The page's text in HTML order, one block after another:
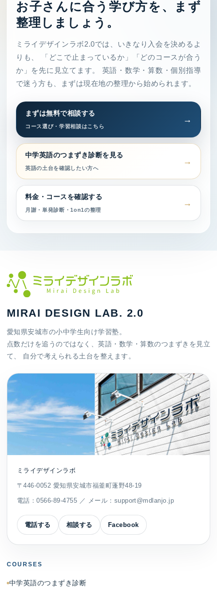
お子さんに合う学び方を、まず
整理しましょう。
ミライデザインラボ2.0では、いきなり入会を決めるよ
りも、 「どこで止まっているか」「どのコースが合う
か」を先に見立てます。 英語・数学・算数・個別指導
で迷う方も、まずは現在地の整理から始められます。
まずは無料で相談する
コース選び・学習相談はこちら
中学英語のつまずき診断を見る
英語の土台を確認したい方へ
料金・コースを確認する
月謝・単発診断・1on1の整理
MIRAI DESIGN LAB. 2.0
愛知県安城市の小中学生向け学習塾。
点数だけを追うのではなく、英語・数学・算数のつまずきを見立
て、 自分で考えられる土台を整えます。
ミライデザインラボ
〒446-0052 愛知県安城市福釜町蓬野48-19
電話：0566-89-4755 ／ メール： support@mdlanjo.jp
電話する 相談する Facebook
COURSES
中学英語のつまずき診断